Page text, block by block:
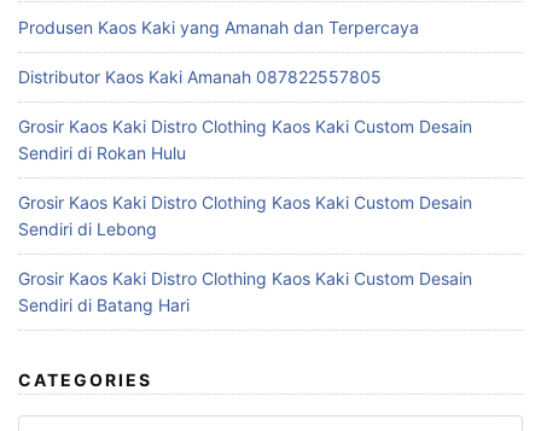
Produsen Kaos Kaki yang Amanah dan Terpercaya
Distributor Kaos Kaki Amanah 087822557805
Grosir Kaos Kaki Distro Clothing Kaos Kaki Custom Desain
Sendiri di Rokan Hulu
Grosir Kaos Kaki Distro Clothing Kaos Kaki Custom Desain
Sendiri di Lebong
Grosir Kaos Kaki Distro Clothing Kaos Kaki Custom Desain
Sendiri di Batang Hari
CATEGORIES
Categories